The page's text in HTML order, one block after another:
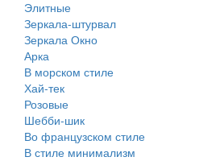
Элитные
Зеркала-штурвал
Зеркала Окно
Арка
В морском стиле
Хай-тек
Розовые
Шебби-шик
Во французском стиле
В стиле минимализм